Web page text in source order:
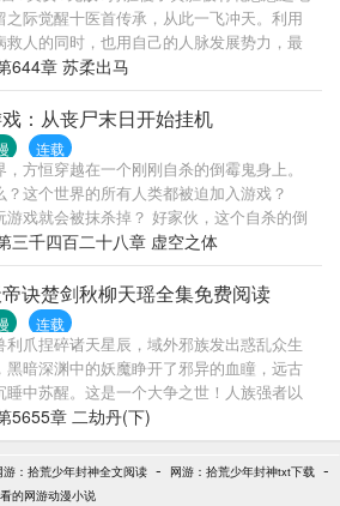
怕是狗屁不通。 上京书院院长：四姑娘上知
地理，尤其对古姜国历史文化颇有研究，为
出极大贡献。 群众：怕说的不是同一个人
院长八成是个托儿！ 三曰：四姑娘克母克兄
妹，得送去庵里放养几年磨磨心气儿。 叔婶
唧唧，求求乃们别造谣了。命苦哇，你们每
，我们就集体倒霉一回。 数年后，姜奈牵着
王逛街。 儿子好奇问：娘亲，为什么坊间尚
，赌你在爹爹手里，活命不过三旬？ 姜奈一
这事要从一副山居图说起。 当年娘亲年少无
爹坑在一副画里，差点把他给活活饿死
：……您当时怎么想的呢？ 姜奈：就觉得
见的，饿得腰太细了……
之际觉醒十医首传承，从此一飞冲天。利用
救人的同时，也用自己的人脉发展势力，最
神仙都羡慕的生活…
644章 苏柔出马
：从丧尸末日开始挂机
连载
，方恒穿越在一个刚刚自杀的倒霉鬼身上。
？这个世界的所有人类都被迫加入游戏？
游戏就会被抹杀掉？ 好家伙，这个自杀的倒
是前职业玩家？ 他竟然有最高级别的> 的丧
挂机？ 【在你离线的这段时间，你的丧尸分
完成了木质伐木斧*720；你获得基础制作经
】。 【在你离线的这段时间，你的丧尸分
27821棵树木；你获得木材*128973，你获得
】。 当玩家们还在丧尸末日中艰难求生的
恒的丧尸分身们已经开始搬空整片森林。 方
游戏有点意思。
三千四百二十八章 虚空之体
诀楚剑秋柳天瑶全集免费阅读
连载
利爪捏碎诸天星辰，域外邪族发出惑乱众生
黑暗深渊中的妖魔睁开了邪异的血瞳，远古
睡中苏醒。这是一个大争之世！人族强者以
苍穹，在诸天万族中挺起不屈脊梁！楚剑秋
天帝诀，从微弱中崛起，踏上万界征程。一
，一念裂苍穹。一念诛妖鬼，一念葬神魔！
神域，谁敢争锋？这，就是天帝之威！
5655章 二劫丹(下)
游：拾荒少年封神全文阅读 - 网游：拾荒少年封神txt下载 -
的网游动漫小说